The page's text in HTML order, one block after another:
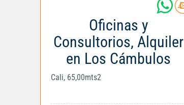
Oficinas y
Consultorios, Alquiler
en Los Cámbulos
Cali, 65,00mts2